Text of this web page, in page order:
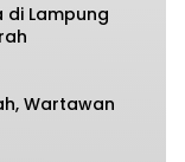
di Lampung
Wartawan